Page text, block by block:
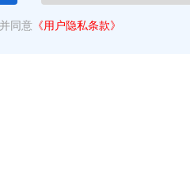
同意 《用户隐私条款》